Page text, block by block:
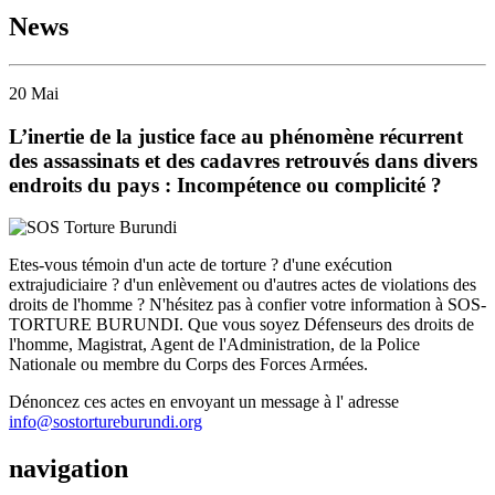
News
20 Mai
L’inertie de la justice face au phénomène récurrent
des assassinats et des cadavres retrouvés dans divers
endroits du pays : Incompétence ou complicité ?
Etes-vous témoin d'un acte de torture ? d'une exécution
extrajudiciaire ? d'un enlèvement ou d'autres actes de violations des
droits de l'homme ? N'hésitez pas à confier votre information à SOS-
TORTURE BURUNDI. Que vous soyez Défenseurs des droits de
l'homme, Magistrat, Agent de l'Administration, de la Police
Nationale ou membre du Corps des Forces Armées.
Dénoncez ces actes en envoyant un message à l' adresse
info@sostortureburundi.org
navigation